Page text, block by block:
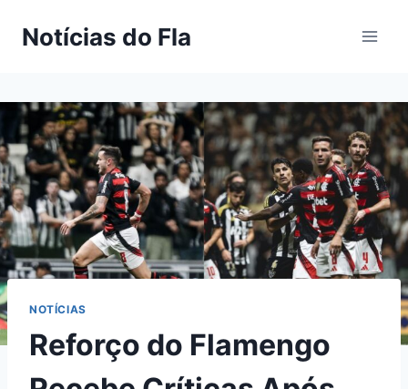
paraNotícias do Fla
NOTÍCIAS
Reforço do Flamengo